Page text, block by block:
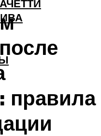
правила